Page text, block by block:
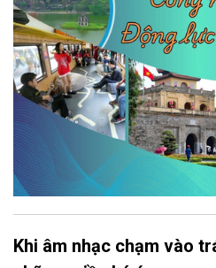
bộ đã được đặt ra nhằm phát huy
dậy sức mạnh văn hóa và tạo
vững của Thủ đô.
Khi âm nhạc chạm vào